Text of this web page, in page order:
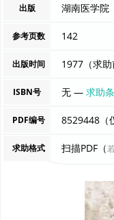
出版 湖南医学院
参考页数 142
出版时间 1977（求
ISBN号 无 —求助
PDF编号 8529448（
求助格式 扫描PDF（